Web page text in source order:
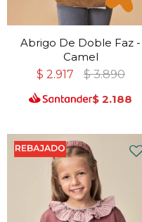
Abrigo De Doble Faz -
Camel
$ 2.917 $ 3.890
$ 2.188